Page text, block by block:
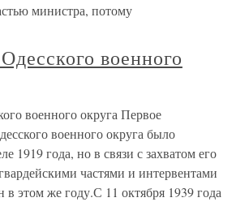
министра, потому
военного
военного округа Первое
военного округа было
1919 года, но в связи с захватом его
частями и интервентами
в этом же году.С 11 октября 1939 года